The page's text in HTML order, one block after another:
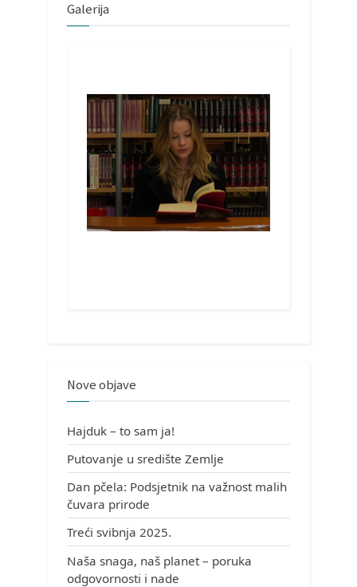
Galerija
Nove objave
Hajduk – to sam ja!
Putovanje u središte Zemlje
Dan pčela: Podsjetnik na važnost malih
čuvara prirode
Treći svibnja 2025.
Naša snaga, naš planet – poruka
odgovornosti i nade